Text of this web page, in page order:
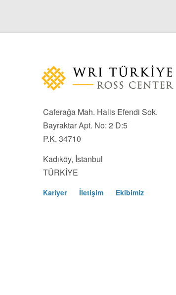
Caferağa Mah. Halis Efendi Sok.
Bayraktar Apt. No: 2 D:5
P.K. 34710
Kadıköy, İstanbul
TÜRKİYE
Kariyer İletişim Ekibimiz